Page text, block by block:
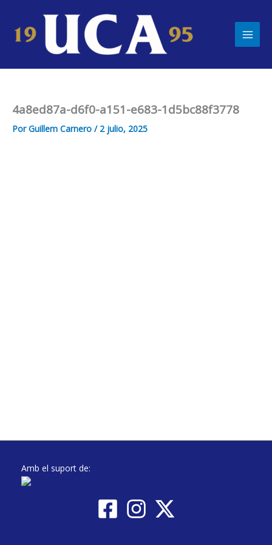
contenido
4a8ed87a-d6f0-a151-e683-1d5bc88f3778
PorGuillem Carnero / 2 julio, 2025
Amb el suport de: